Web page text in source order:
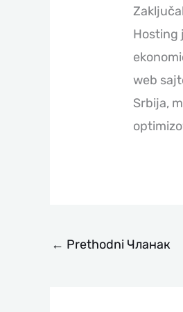
Hosting
web
Srbija,
← Prethodni Чланак